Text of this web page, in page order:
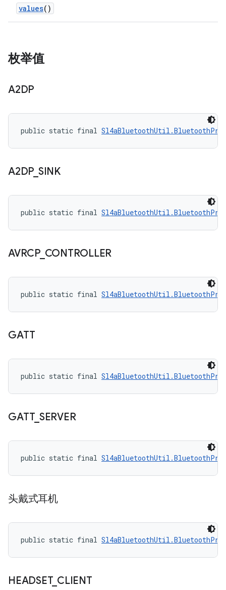
values()
枚举值
A2DP
public static final
A2DP_ SINK
public static final
AVRCP_ CONTROLLER
public static final
GATT
public static final
GATT_ SERVER
public static final
头戴式耳机
public static final
HEADSET_ CLIENT